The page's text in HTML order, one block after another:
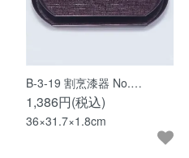
B-3-19 割烹漆器 No.…
1,386円(税込)
36×31.7×1.8cm